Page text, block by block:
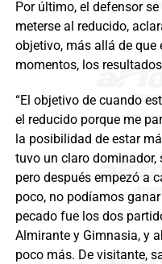
Por último, el defensor
meterse al reducido,
objetivo, más allá de que
momentos, los
“El objetivo de cuando
el reducido porque me
la posibilidad de estar
tuvo un claro dominador,
pero después empezó a
poco, no podíamos
pecado fue los dos
Almirante y Gimnasia, y
poco más. De visitante,